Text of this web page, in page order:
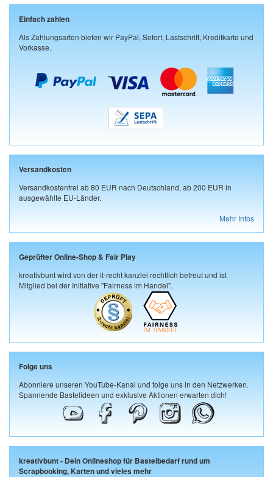
Einfach zahlen
Als Zahlungsarten bieten wir PayPal, Sofort, Lastschrift, Kreditkarte und
Vorkasse.
Versandkosten
Versandkostenfrei ab 80 EUR nach Deutschland, ab 200 EUR in
ausgewählte EU-Länder.
Mehr Infos
Geprüfter Online-Shop & Fair Play
kreativbunt wird von der it-recht kanzlei rechtlich betreut und ist
Mitglied bei der Initiative "Fairness im Handel".
Folge uns
Abonniere unseren YouTube-Kanal und folge uns in den Netzwerken.
Spannende Bastelideen und exklusive Aktionen erwarten dich!
kreativbunt - Dein Onlineshop für Bastelbedarf rund um
Scrapbooking, Karten und vieles mehr